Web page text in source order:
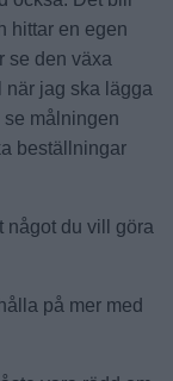
hittar en egen
se den växa
när jag ska lägga
målningen
beställningar
något du vill göra
på mer med